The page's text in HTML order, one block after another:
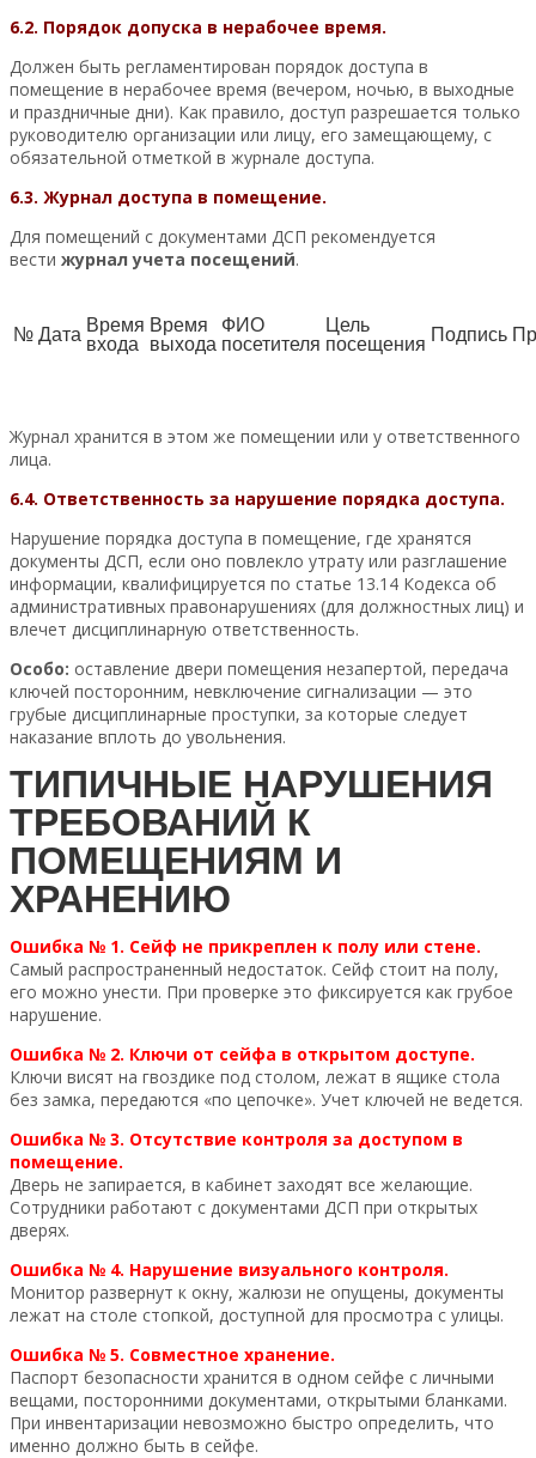
6.2. Порядок допуска в нерабочее время.
Должен быть регламентирован порядок доступа в
помещение в нерабочее время (вечером, ночью, в выходные
и праздничные дни). Как правило, доступ разрешается только
руководителю организации или лицу, его замещающему, с
обязательной отметкой в журнале доступа.
6.3. Журнал доступа в помещение.
Для помещений с документами ДСП рекомендуется
вести журнал учета посещений.
№ Дата Время
входа
Время
выхода
ФИО
посетителя
Цель
посещения Подпись
Журнал хранится в этом же помещении или у ответственного
лица.
6.4. Ответственность за нарушение порядка доступа.
Нарушение порядка доступа в помещение, где хранятся
документы ДСП, если оно повлекло утрату или разглашение
информации, квалифицируется по статье 13.14 Кодекса об
административных правонарушениях (для должностных лиц) и
влечет дисциплинарную ответственность.
Особо: оставление двери помещения незапертой, передача
ключей посторонним, невключение сигнализации — это
грубые дисциплинарные проступки, за которые следует
наказание вплоть до увольнения.
ТИПИЧНЫЕ НАРУШЕНИЯ
ТРЕБОВАНИЙ К
ПОМЕЩЕНИЯМ И
ХРАНЕНИЮ
Ошибка № 1. Сейф не прикреплен к полу или стене.
Самый распространенный недостаток. Сейф стоит на полу,
его можно унести. При проверке это фиксируется как грубое
нарушение.
Ошибка № 2. Ключи от сейфа в открытом доступе.
Ключи висят на гвоздике под столом, лежат в ящике стола
без замка, передаются «по цепочке». Учет ключей не ведется.
Ошибка № 3. Отсутствие контроля за доступом в
помещение.
Дверь не запирается, в кабинет заходят все желающие.
Сотрудники работают с документами ДСП при открытых
дверях.
Ошибка № 4. Нарушение визуального контроля.
Монитор развернут к окну, жалюзи не опущены, документы
лежат на столе стопкой, доступной для просмотра с улицы.
Ошибка № 5. Совместное хранение.
Паспорт безопасности хранится в одном сейфе с личными
вещами, посторонними документами, открытыми бланками.
При инвентаризации невозможно быстро определить, что
именно должно быть в сейфе.